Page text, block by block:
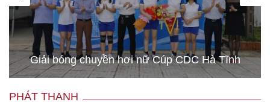
Giải bóng chuyền hơi nữ Cúp CDC Hà Tĩnh
PHÁT THANH